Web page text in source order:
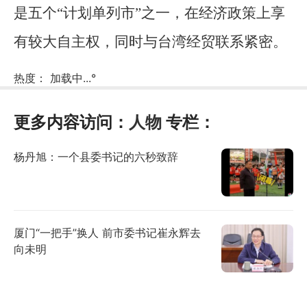
是五个“计划单列市”之一，在经济政策上享
有较大自主权，同时与台湾经贸联系紧密。
热度： 加载中...°
更多内容访问： 人物 专栏：
杨丹旭：一个县委书记的六秒致辞
厦门“一把手”换人 前市委书记崔永辉去
向未明